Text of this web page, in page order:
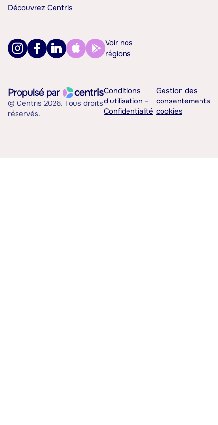
Découvrez Centris
Voir nos
régions
© Centris 2026. Tous droits
réservés.
Conditions
d’utilisation –
Confidentialité
Gestion des
consentements
cookies